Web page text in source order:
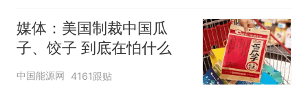
媒体：美国制裁中国瓜
子、饺子 到底在怕什么
中国能源网 4161跟贴